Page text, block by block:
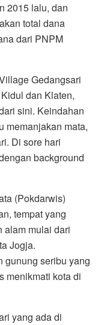
2015 lalu, dan
total dana
dari PNPM
Gedangsari
dan Klaten,
sini. Keindahan
memanjakan mata,
Di sore hari
background
(Pokdarwis)
tempat yang
alam mulai dari
Jogja.
gunung seribu yang
menikmati kota di
yang ada di